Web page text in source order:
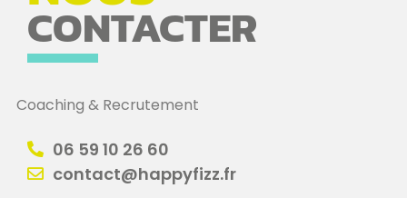
CONTACTER
Coaching & Recrutement
06 59 10 26 60
contact@happyfizz.fr